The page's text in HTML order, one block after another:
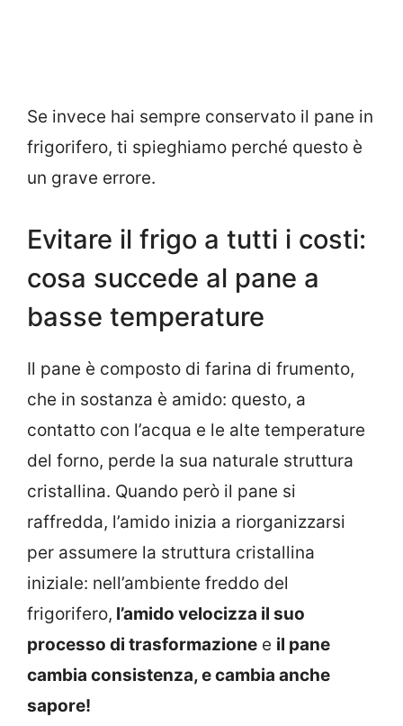
Se invece hai sempre conservato il pane in
frigorifero, ti spieghiamo perché questo è
un grave errore.
Evitare il frigo a tutti i costi:
cosa succede al pane a
basse temperature
Il pane è composto di farina di frumento,
che in sostanza è amido: questo, a
contatto con l’acqua e le alte temperature
del forno, perde la sua naturale struttura
cristallina. Quando però il pane si
raffredda, l’amido inizia a riorganizzarsi
per assumere la struttura cristallina
iniziale: nell’ambiente freddo del
frigorifero, l’amido velocizza il suo
processo di trasformazione e il pane
cambia consistenza, e cambia anche
sapore!